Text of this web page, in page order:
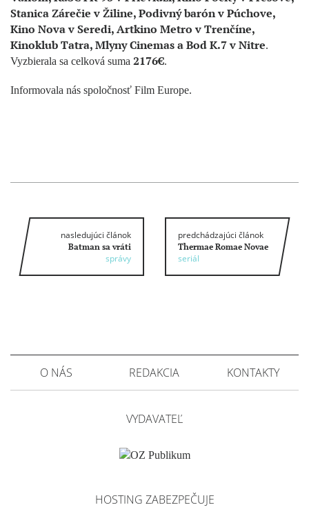
Stanica Zárečie v Žiline, Podivný barón v Púchove,
Kino Nova v Seredi, Artkino Metro v Trenčíne,
Kinoklub Tatra, Mlyny Cinemas a Bod K.7 v Nitre.
Vyzbierala sa celková suma 2176€.
Informovala nás spoločnosť Film Europe.
nasledujúci článok
Batman sa vráti
správy
predchádzajúci článok
Thermae Romae Novae
seriál
O NÁS REDAKCIA KONTAKTY
VYDAVATEĽ
HOSTING ZABEZPEČUJE